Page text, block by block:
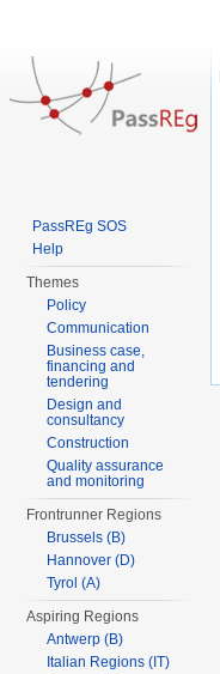
PassREg SOS
Help
Themes
Policy
Communication
Business case,
financing and
tendering
Design and
consultancy
Construction
Quality assurance
and monitoring
Frontrunner Regions
Brussels (B)
Hannover (D)
Tyrol (A)
Aspiring Regions
Antwerp (B)
Italian Regions (IT)